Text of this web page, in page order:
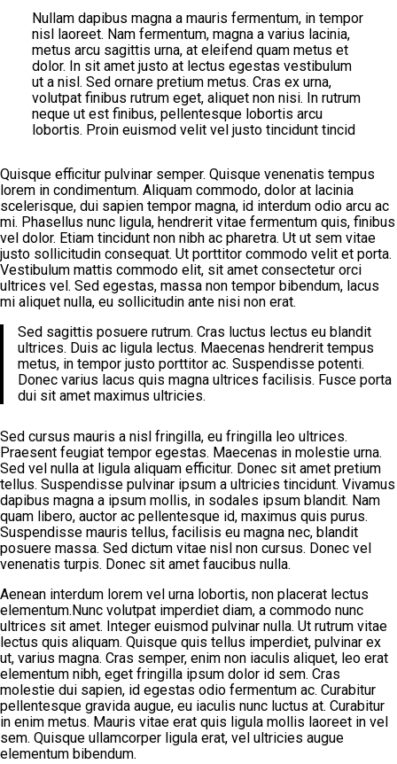
Nullam dapibus magna a mauris fermentum, in tempor
nisl laoreet. Nam fermentum, magna a varius lacinia,
metus arcu sagittis urna, at eleifend quam metus et
dolor. In sit amet justo at lectus egestas vestibulum
ut a nisl. Sed ornare pretium metus. Cras ex urna,
volutpat finibus rutrum eget, aliquet non nisi. In rutrum
neque ut est finibus, pellentesque lobortis arcu
lobortis. Proin euismod velit vel justo tincidunt tincid
Quisque efficitur pulvinar semper. Quisque venenatis tempus
lorem in condimentum. Aliquam commodo, dolor at lacinia
scelerisque, dui sapien tempor magna, id interdum odio arcu ac
mi. Phasellus nunc ligula, hendrerit vitae fermentum quis, finibus
vel dolor. Etiam tincidunt non nibh ac pharetra. Ut ut sem vitae
justo sollicitudin consequat. Ut porttitor commodo velit et porta.
Vestibulum mattis commodo elit, sit amet consectetur orci
ultrices vel. Sed egestas, massa non tempor bibendum, lacus
mi aliquet nulla, eu sollicitudin ante nisi non erat.
Sed sagittis posuere rutrum. Cras luctus lectus eu blandit
ultrices. Duis ac ligula lectus. Maecenas hendrerit tempus
metus, in tempor justo porttitor ac. Suspendisse potenti.
Donec varius lacus quis magna ultrices facilisis. Fusce porta
dui sit amet maximus ultricies.
Sed cursus mauris a nisl fringilla, eu fringilla leo ultrices.
Praesent feugiat tempor egestas. Maecenas in molestie urna.
Sed vel nulla at ligula aliquam efficitur. Donec sit amet pretium
tellus. Suspendisse pulvinar ipsum a ultricies tincidunt. Vivamus
dapibus magna a ipsum mollis, in sodales ipsum blandit. Nam
quam libero, auctor ac pellentesque id, maximus quis purus.
Suspendisse mauris tellus, facilisis eu magna nec, blandit
posuere massa. Sed dictum vitae nisl non cursus. Donec vel
venenatis turpis. Donec sit amet faucibus nulla.
Aenean interdum lorem vel urna lobortis, non placerat lectus
elementum.Nunc volutpat imperdiet diam, a commodo nunc
ultrices sit amet. Integer euismod pulvinar nulla. Ut rutrum vitae
lectus quis aliquam. Quisque quis tellus imperdiet, pulvinar ex
ut, varius magna. Cras semper, enim non iaculis aliquet, leo erat
elementum nibh, eget fringilla ipsum dolor id sem. Cras
molestie dui sapien, id egestas odio fermentum ac. Curabitur
pellentesque gravida augue, eu iaculis nunc luctus at. Curabitur
in enim metus. Mauris vitae erat quis ligula mollis laoreet in vel
sem. Quisque ullamcorper ligula erat, vel ultricies augue
elementum bibendum.